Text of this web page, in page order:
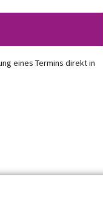
eines Termins direkt in